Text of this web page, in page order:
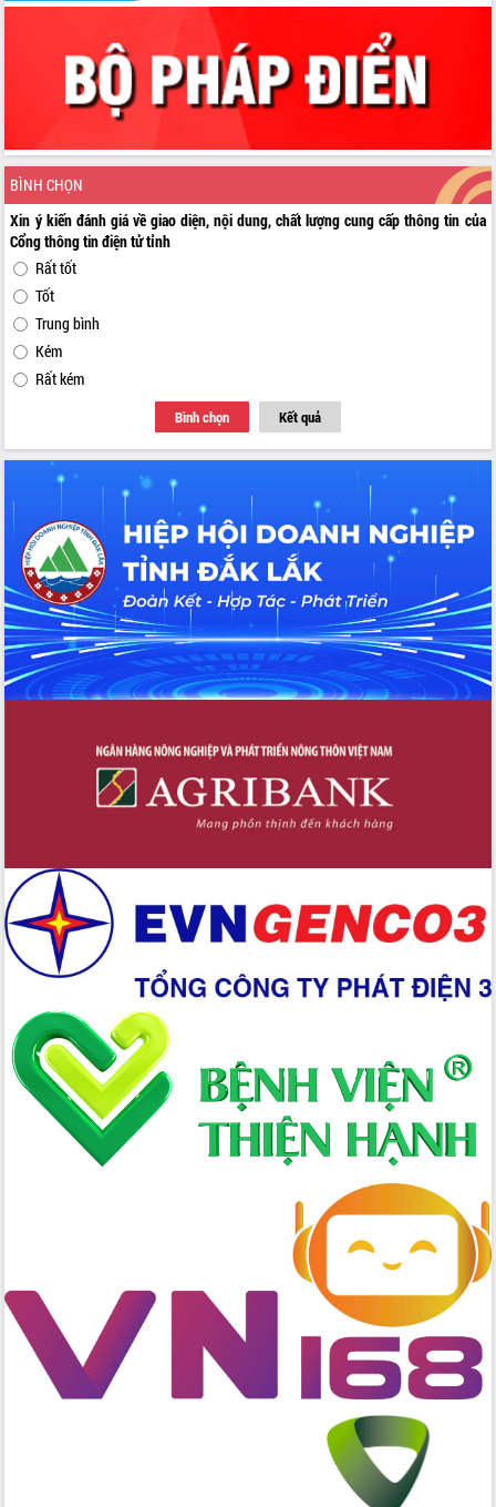
BÌNH CHỌN
Xin ý kiến đánh giá về giao diện, nội dung, chất lượng cung cấp thông tin của
Cổng thông tin điện tử tỉnh
Rất tốt
Tốt
Trung bình
Kém
Rất kém
Bình chọn Kết quả